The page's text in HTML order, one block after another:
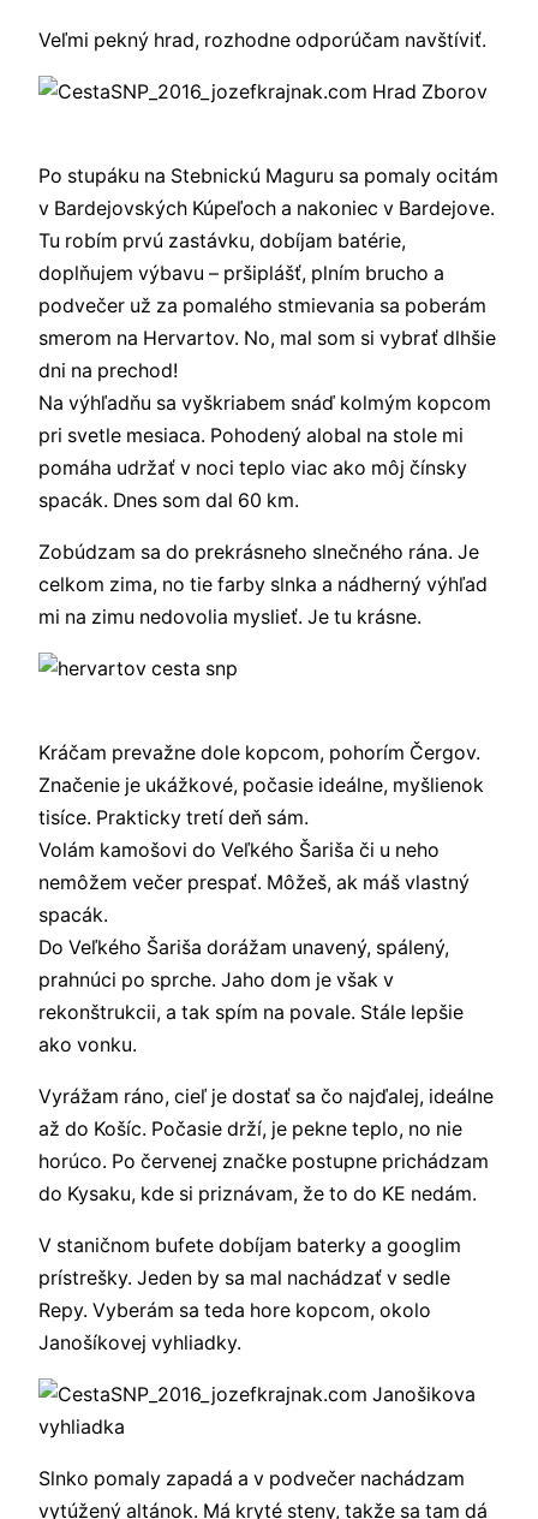
Veľmi pekný hrad, rozhodne odporúčam navštíviť.
Po stupáku na Stebnickú Maguru sa pomaly ocitám
v Bardejovských Kúpeľoch a nakoniec v Bardejove.
Tu robím prvú zastávku, dobíjam batérie,
doplňujem výbavu – pršiplášť, plním brucho a
podvečer už za pomalého stmievania sa poberám
smerom na Hervartov. No, mal som si vybrať dlhšie
dni na prechod!
Na výhľadňu sa vyškriabem snáď kolmým kopcom
pri svetle mesiaca. Pohodený alobal na stole mi
pomáha udržať v noci teplo viac ako môj čínsky
spacák. Dnes som dal 60 km.
Zobúdzam sa do prekrásneho slnečného rána. Je
celkom zima, no tie farby slnka a nádherný výhľad
mi na zimu nedovolia myslieť. Je tu krásne.
Kráčam prevažne dole kopcom, pohorím Čergov.
Značenie je ukážkové, počasie ideálne, myšlienok
tisíce. Prakticky tretí deň sám.
Volám kamošovi do Veľkého Šariša či u neho
nemôžem večer prespať. Môžeš, ak máš vlastný
spacák.
Do Veľkého Šariša dorážam unavený, spálený,
prahnúci po sprche. Jaho dom je však v
rekonštrukcii, a tak spím na povale. Stále lepšie
ako vonku.
Vyrážam ráno, cieľ je dostať sa čo najďalej, ideálne
až do Košíc. Počasie drží, je pekne teplo, no nie
horúco. Po červenej značke postupne prichádzam
do Kysaku, kde si priznávam, že to do KE nedám.
V staničnom bufete dobíjam baterky a googlim
prístrešky. Jeden by sa mal nachádzať v sedle
Repy. Vyberám sa teda hore kopcom, okolo
Janošíkovej vyhliadky.
Slnko pomaly zapadá a v podvečer nachádzam
vytúžený altánok. Má kryté steny, takže sa tam dá